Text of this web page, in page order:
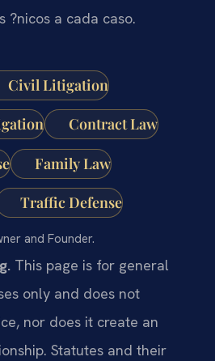
a cada caso.
Civil Litigation
Contract Law
Family Law
Traffic Defense
and Founder.
This page is for general
only and does not
nor does it create an
Statutes and their